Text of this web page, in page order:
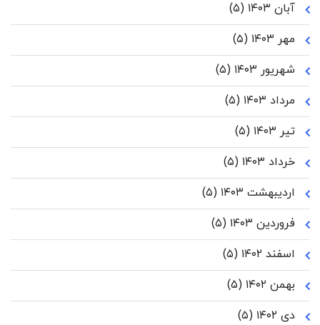
آبان ۱۴۰۳
(۵)
مهر ۱۴۰۳
(۵)
شهریور ۱۴۰۳
(۵)
مرداد ۱۴۰۳
(۵)
تیر ۱۴۰۳
(۵)
خرداد ۱۴۰۳
(۵)
اردیبهشت ۱۴۰۳
(۵)
فروردین ۱۴۰۳
(۵)
اسفند ۱۴۰۲
(۵)
بهمن ۱۴۰۲
(۵)
دی ۱۴۰۲
(۵)